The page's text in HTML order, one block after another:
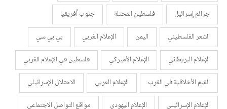
جرائم إسرائيل
فلسطين المحتلة
جنوب أفريقيا
الشعر الفلسطيني
اليمن الإعلام الغربي
بي بي سي
الإعلام البريطاني
الإعلام الأميركي
فلسطين في الإعلام الغربي
القيم الأخلاقية في الغرب
الإعلام العربي
الاحتلال الإسرائيلي
الإعلام الإسرائيلي
الإعلام اليهودي
مواقع التواصل الاجتماعي